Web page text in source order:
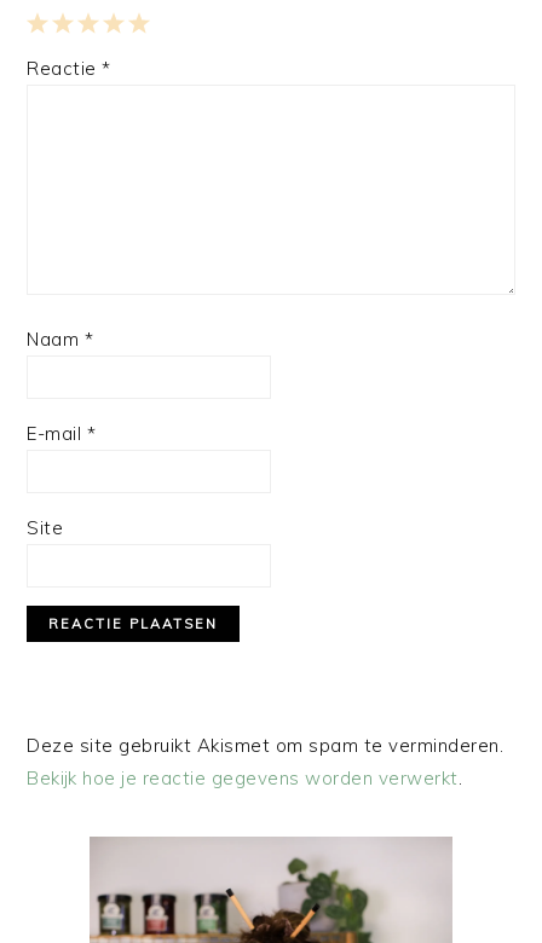
4
3
2
1
Reactie*
Naam *
E-mail *
Site
Deze site gebruikt Akismet om spam te verminderen.
Bekijk hoe je reactie gegevens worden verwerkt.